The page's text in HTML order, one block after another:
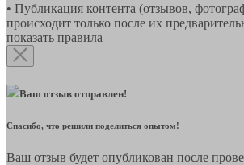
• Публикация контента (отзывов,
происходит только после их
показать правила
Ваш отзыв отправлен!
Спасибо, что решили поделиться опытом!
Ваш отзыв будет опубликован после